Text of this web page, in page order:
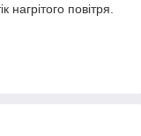
повітря.